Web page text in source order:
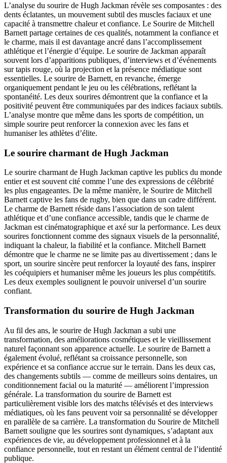
L’analyse du sourire de Hugh Jackman révèle ses composantes : des
dents éclatantes, un mouvement subtil des muscles faciaux et une
capacité à transmettre chaleur et confiance. Le Sourire de Mitchell
Barnett partage certaines de ces qualités, notamment la confiance et
le charme, mais il est davantage ancré dans l’accomplissement
athlétique et l’énergie d’équipe. Le sourire de Jackman apparaît
souvent lors d’apparitions publiques, d’interviews et d’événements
sur tapis rouge, où la projection et la présence médiatique sont
essentielles. Le sourire de Barnett, en revanche, émerge
organiquement pendant le jeu ou les célébrations, reflétant la
spontanéité. Les deux sourires démontrent que la confiance et la
positivité peuvent être communiquées par des indices faciaux subtils.
L’analyse montre que même dans les sports de compétition, un
simple sourire peut renforcer la connexion avec les fans et
humaniser les athlètes d’élite.
Le sourire charmant de Hugh Jackman
Le sourire charmant de Hugh Jackman captive les publics du monde
entier et est souvent cité comme l’une des expressions de célébrité
les plus engageantes. De la même manière, le Sourire de Mitchell
Barnett captive les fans de rugby, bien que dans un cadre différent.
Le charme de Barnett réside dans l’association de son talent
athlétique et d’une confiance accessible, tandis que le charme de
Jackman est cinématographique et axé sur la performance. Les deux
sourires fonctionnent comme des signaux visuels de la personnalité,
indiquant la chaleur, la fiabilité et la confiance. Mitchell Barnett
démontre que le charme ne se limite pas au divertissement ; dans le
sport, un sourire sincère peut renforcer la loyauté des fans, inspirer
les coéquipiers et humaniser même les joueurs les plus compétitifs.
Les deux exemples soulignent le pouvoir universel d’un sourire
confiant.
Transformation du sourire de Hugh Jackman
Au fil des ans, le sourire de Hugh Jackman a subi une
transformation, des améliorations cosmétiques et le vieillissement
naturel façonnant son apparence actuelle. Le sourire de Barnett a
également évolué, reflétant sa croissance personnelle, son
expérience et sa confiance accrue sur le terrain. Dans les deux cas,
des changements subtils — comme de meilleurs soins dentaires, un
conditionnement facial ou la maturité — améliorent l’impression
générale. La transformation du sourire de Barnett est
particulièrement visible lors des matchs télévisés et des interviews
médiatiques, où les fans peuvent voir sa personnalité se développer
en parallèle de sa carrière. La transformation du Sourire de Mitchell
Barnett souligne que les sourires sont dynamiques, s’adaptant aux
expériences de vie, au développement professionnel et à la
confiance personnelle, tout en restant un élément central de l’identité
publique.